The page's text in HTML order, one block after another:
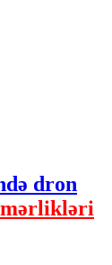
dron